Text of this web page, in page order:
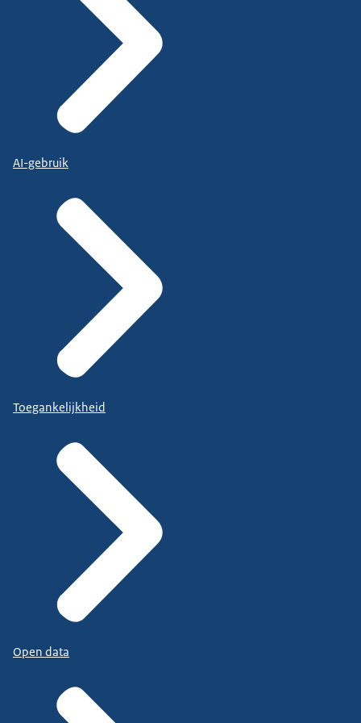
AI-gebruik
Toegankelijkheid
Open data